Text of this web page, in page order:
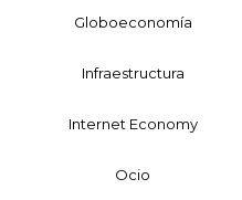
Globoeconomía
Infraestructura
Internet Economy
Ocio